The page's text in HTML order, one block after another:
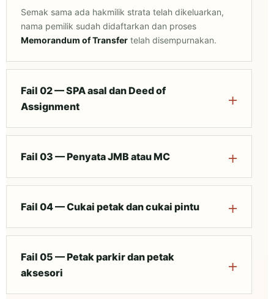
Semak sama ada hakmilik strata telah dikeluarkan,
nama pemilik sudah didaftarkan dan proses
Memorandum of Transfer telah disempurnakan.
Fail 02 — SPA asal dan Deed of
Assignment
Fail 03 — Penyata JMB atau MC
Fail 04 — Cukai petak dan cukai pintu
Fail 05 — Petak parkir dan petak
aksesori